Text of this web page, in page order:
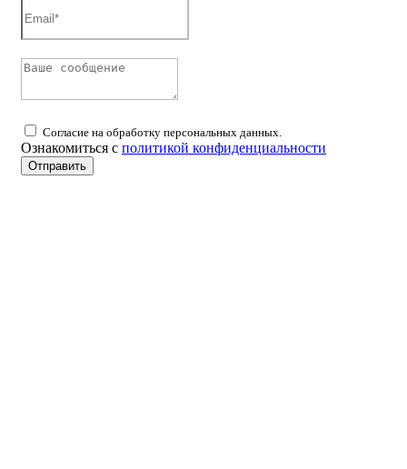
Согласие на обработку персональных данных.
Ознакомиться с политикой конфиденциальности